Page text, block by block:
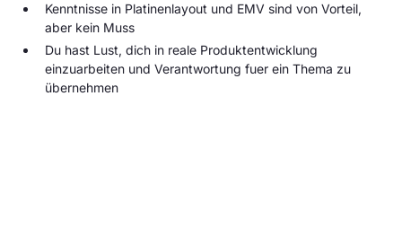
Kenntnisse in Platinenlayout und EMV sind von Vorteil,
aber kein Muss
Du hast Lust, dich in reale Produktentwicklung
einzuarbeiten und Verantwortung fuer ein Thema zu
übernehmen